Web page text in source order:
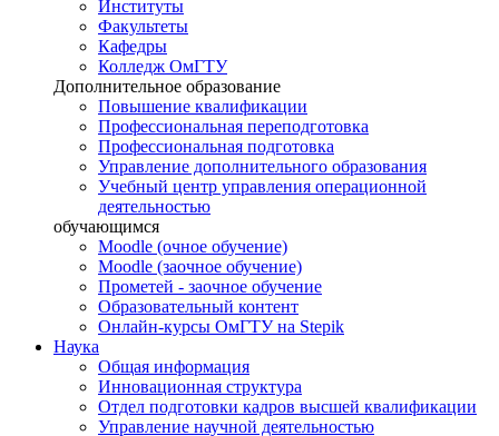
Институты
Факультеты
Кафедры
Колледж ОмГТУ
Дополнительное образование
Повышение квалификации
Профессиональная переподготовка
Профессиональная подготовка
Управление дополнительного образования
Учебный центр управления операционной
деятельностью
обучающимся
Moodle (очное обучение)
Moodle (заочное обучение)
Прометей - заочное обучение
Образовательный контент
Онлайн-курсы ОмГТУ на Stepik
Наука
Общая информация
Инновационная структура
Отдел подготовки кадров высшей квалификации
Управление научной деятельностью